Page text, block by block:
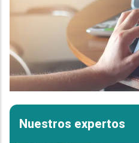
Nuestros expertos